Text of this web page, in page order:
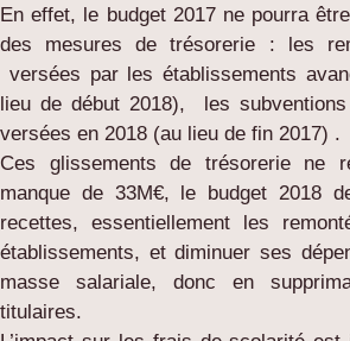
En effet, le budget 2017 ne pourra
des mesures de trésorerie : les
versées par les établissements
lieu de début 2018), les
versées en 2018 (au lieu de fin 2017) .
Ces glissements de trésorerie ne
manque de 33M€, le budget 2018
recettes, essentiellement les
établissements, et diminuer ses
masse salariale, donc en
titulaires.